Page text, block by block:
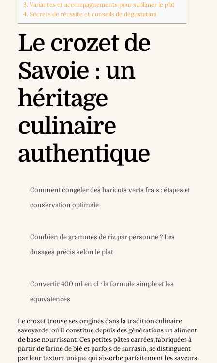
3. Variantes et accompagnements pour sublimer le plat
4. Secrets de réussite et conseils de dégustation
Le crozet de
Savoie : un
héritage
culinaire
authentique
Comment congeler des haricots verts frais : étapes et
conservation optimale
Combien de grammes de riz par personne ? Les
dosages précis selon le plat
Convertir 400 ml en cl : la formule simple et les
équivalences
Le crozet trouve ses origines dans la tradition culinaire
savoyarde, où il constitue depuis des générations un aliment
de base nourrissant. Ces petites pâtes carrées, fabriquées à
partir de farine de blé et parfois de sarrasin, se distinguent
par leur texture unique qui absorbe parfaitement les saveurs.